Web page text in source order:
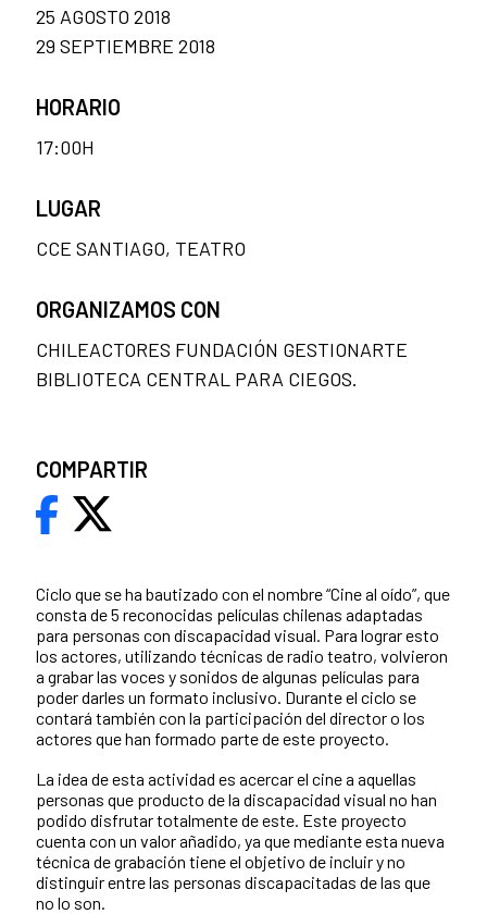
Ciclo que se ha bautizado con el nombre “Cine al oído”, que
consta de 5 reconocidas películas chilenas adaptadas
para personas con discapacidad visual. Para lograr esto
los actores, utilizando técnicas de radio teatro, volvieron
a grabar las voces y sonidos de algunas películas para
poder darles un formato inclusivo. Durante el ciclo se
contará también con la participación del director o los
actores que han formado parte de este proyecto.
La idea de esta actividad es acercar el cine a aquellas
personas que producto de la discapacidad visual no han
podido disfrutar totalmente de este. Este proyecto
cuenta con un valor añadido, ya que mediante esta nueva
técnica de grabación tiene el objetivo de incluir y no
distinguir entre las personas discapacitadas de las que
no lo son.
25 AGOSTO 2018
29 SEPTIEMBRE 2018
HORARIO
17:00H
LUGAR
CCE SANTIAGO, TEATRO
ORGANIZAMOS CON
CHILEACTORES FUNDACIÓN GESTIONARTE
BIBLIOTECA CENTRAL PARA CIEGOS.
COMPARTIR